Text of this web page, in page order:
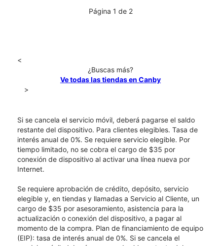
Página 1 de 2
<
¿Buscas más?
Ve todas las tiendas en Canby
>
Si se cancela el servicio móvil, deberá pagarse el saldo
restante del dispositivo. Para clientes elegibles. Tasa de
interés anual de 0%. Se requiere servicio elegible. Por
tiempo limitado, no se cobra el cargo de $35 por
conexión de dispositivo al activar una línea nueva por
Internet.
Se requiere aprobación de crédito, depósito, servicio
elegible y, en tiendas y llamadas a Servicio al Cliente, un
cargo de $35 por asesoramiento, asistencia para la
actualización o conexión del dispositivo, a pagar al
momento de la compra. Plan de financiamiento de equipo
(EIP): tasa de interés anual de 0%. Si se cancela el